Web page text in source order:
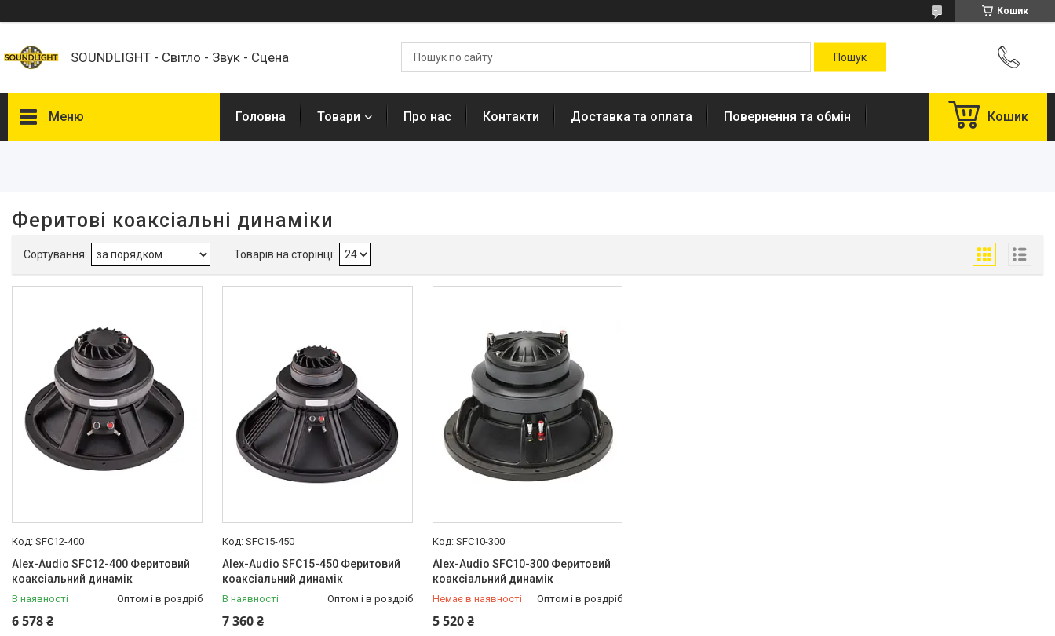
Кошик
SOUNDLIGHT - Світло - Звук - Сцена
Меню
Наявність
В наявності 2
Товари
Світлове обладнання
Акустичні системи
Динаміки і ВЧ-драйвери
Мікшерні пульти
Мікрофони
Системы управления светом
DJ оборудование
Звукові процесори і
еквалайзери
Проектори та екрани
Головна Товари Про нас Контакти Доставка та оплата Повернення та обмін Кошик
Феритові коаксіальні динаміки
SFC12-400
Alex-Audio SFC12-400 Феритовий
коаксіальний динамік
В наявності Оптом і в роздріб
6 578 ₴
SFC15-450
Alex-Audio SFC15-450 Феритовий
коаксіальний динамік
В наявності Оптом і в роздріб
7 360 ₴
SFC10-300
Alex-Audio SFC10-300 Феритовий
коаксіальний динамік
Немає в наявності Оптом і в роздріб
5 520 ₴
+380 (50) 849-20-05